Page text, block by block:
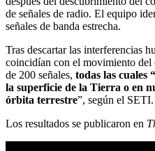
de señales de radio. El equipo
señales de banda estrecha.
Tras descartar las interferencias
coincidían con el movimiento del
de 200 señales, todas las cuales
la superficie de la Tierra o en
órbita terrestre”, según el SETI.
Los resultados se publicaron en